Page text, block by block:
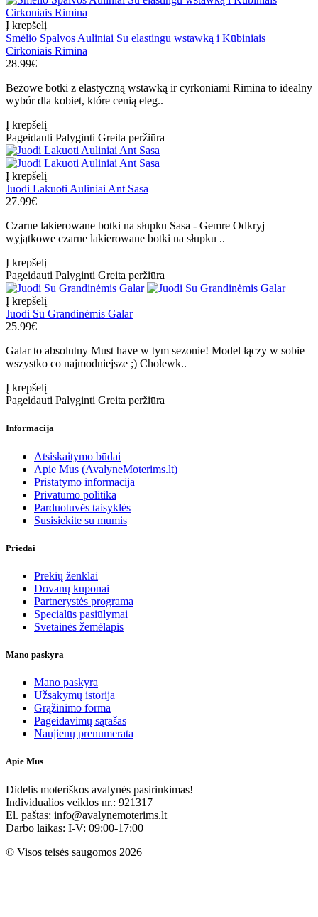
Į krepšelį
Smėlio Spalvos Auliniai Su elastingu wstawką i Kūbiniais
Cirkoniais Rimina
28.99€
Beżowe botki z elastyczną wstawką ir cyrkoniami Rimina to idealny
wybór dla kobiet, które cenią eleg..
Į krepšelį
Pageidauti Palyginti Greita peržiūra
Į krepšelį
Juodi Lakuoti Auliniai Ant Sasa
27.99€
Czarne lakierowane botki na słupku Sasa - Gemre Odkryj
wyjątkowe czarne lakierowane botki na słupku ..
Į krepšelį
Pageidauti Palyginti Greita peržiūra
Į krepšelį
Juodi Su Grandinėmis Galar
25.99€
Galar to absolutny Must have w tym sezonie! Model łączy w sobie
wszystko co najmodniejsze ;) Cholewk..
Į krepšelį
Pageidauti Palyginti Greita peržiūra
Informacija
Atsiskaitymo būdai
Apie Mus (AvalyneMoterims.lt)
Pristatymo informacija
Privatumo politika
Parduotuvės taisyklės
Susisiekite su mumis
Priedai
Prekių ženklai
Dovanų kuponai
Partnerystės programa
Specialūs pasiūlymai
Svetainės žemėlapis
Mano paskyra
Mano paskyra
Užsakymų istorija
Grąžinimo forma
Pageidavimų sąrašas
Naujienų prenumerata
Apie Mus
Didelis moteriškos avalynės pasirinkimas!
Individualios veiklos nr.: 921317
El. paštas: info@avalynemoterims.lt
Darbo laikas: I-V: 09:00-17:00
© Visos teisės saugomos 2026